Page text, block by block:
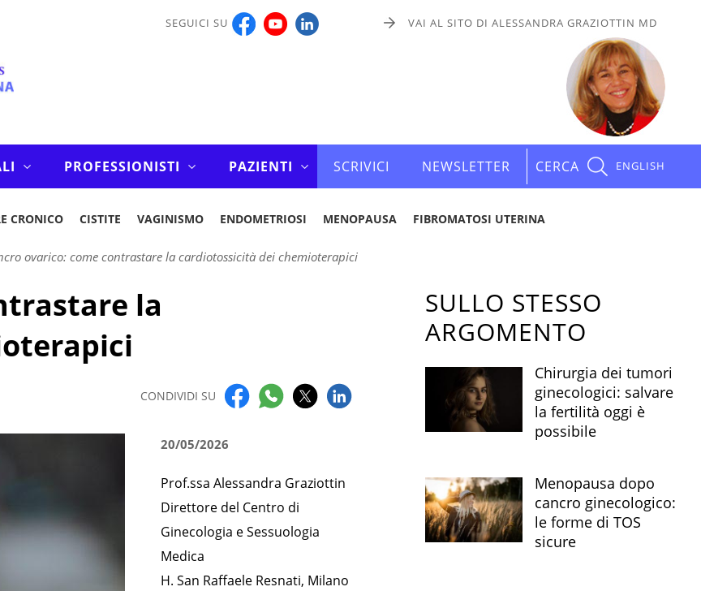
SEGUICI SU VAI AL SITO DI ALESSANDRA GRAZIOTTIN MD
PROFESSIONISTI PAZIENTI SCRIVICI NEWSLETTER CERCA ENGLISH
CRONICO CISTITE VAGINISMO ENDOMETRIOSI MENOPAUSA FIBROMATOSI UTERINA
ovarico: come contrastare la cardiotossicità dei chemioterapici
la
CONDIVIDI SU
20/05/2026
Prof.ssa Alessandra Graziottin
Direttore del Centro di
Ginecologia e Sessuologia
Medica
H. San Raffaele Resnati, Milano
SULLO STESSO
ARGOMENTO
Chirurgia dei tumori
ginecologici: salvare
la fertilità oggi è
possibile
Menopausa dopo
cancro ginecologico:
le forme di TOS
sicure